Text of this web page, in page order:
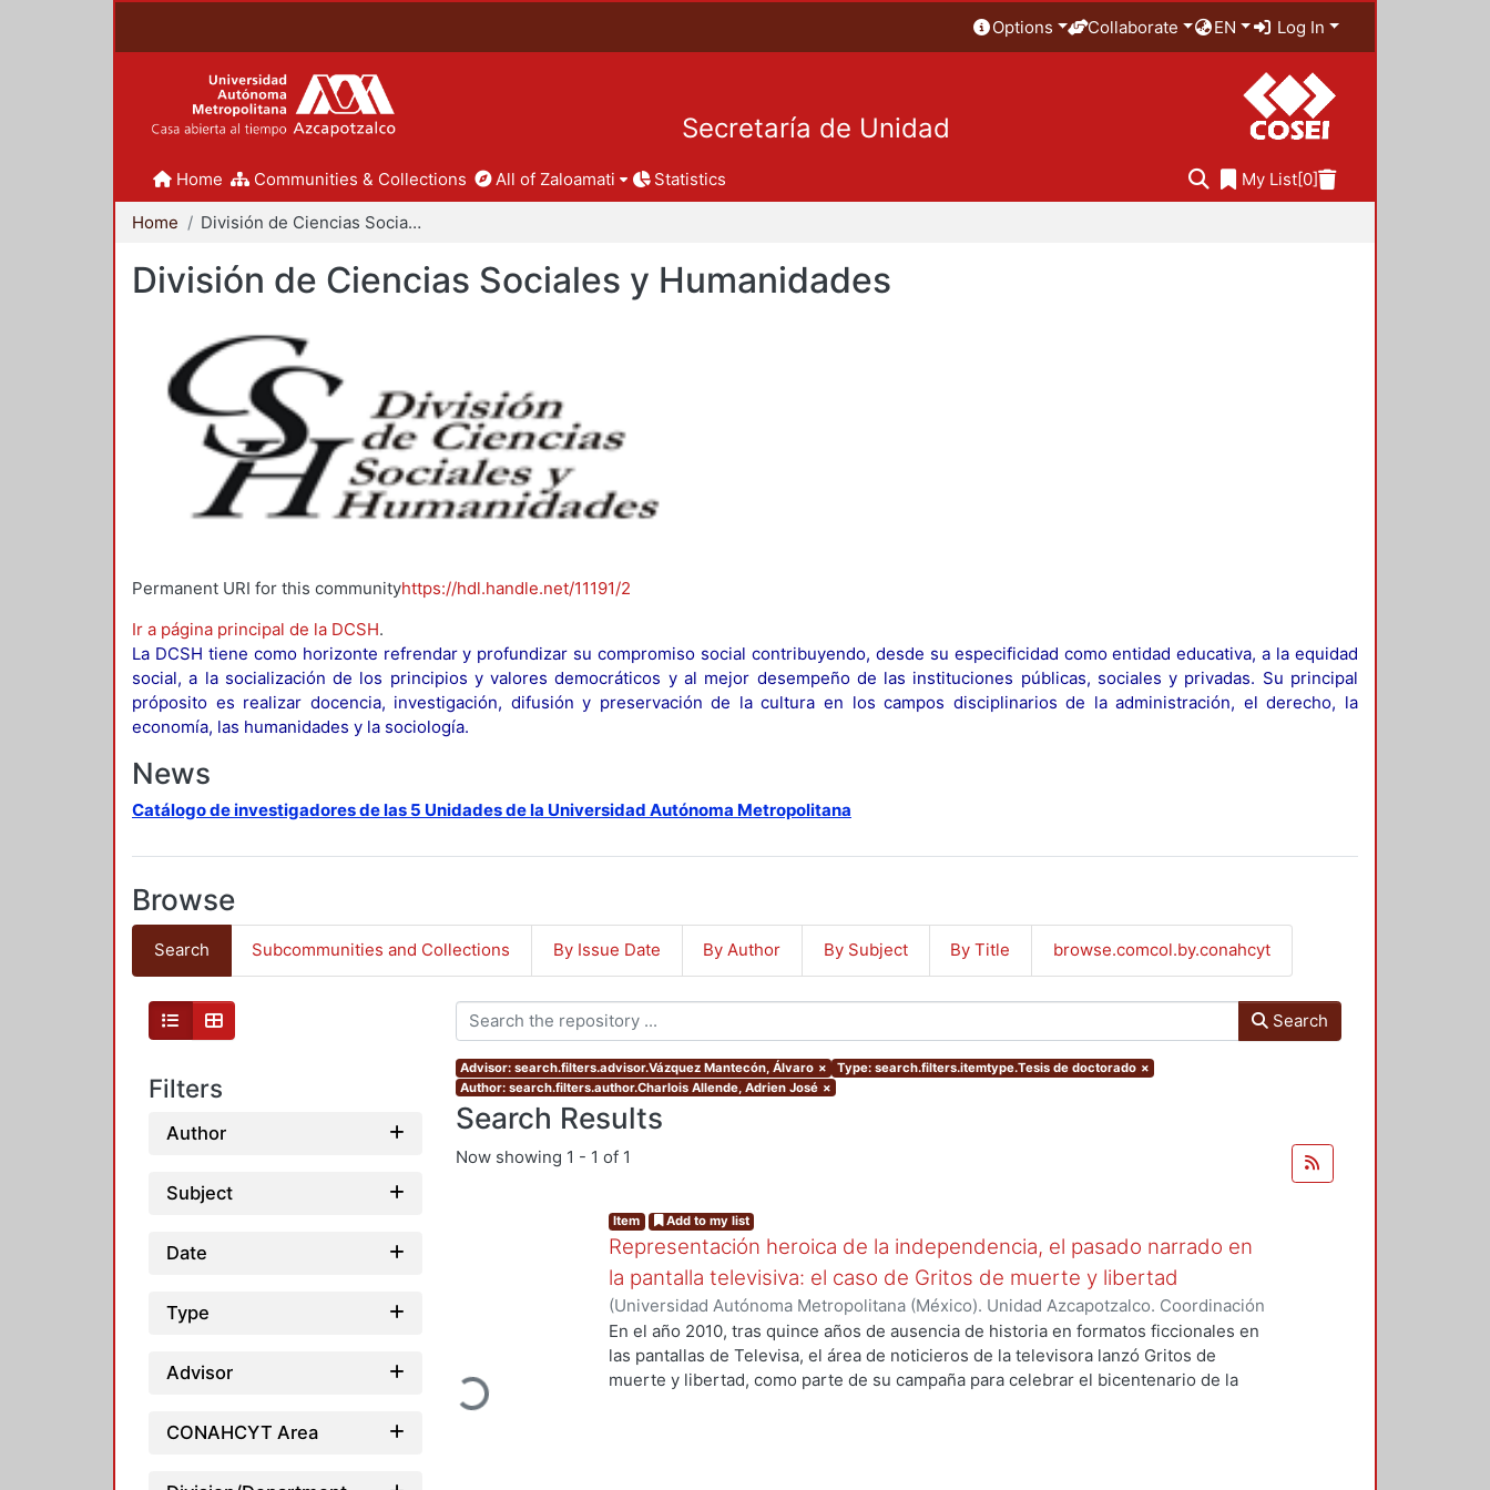
Options Collaborate EN Log In
Secretaría de Unidad
Home Communities & Collections All of Zaloamati Statistics My List[0]
Home División de Ciencias Sociales y Humanidades
División de Ciencias Sociales y Humanidades
Permanent URI for this communityhttps://hdl.handle.net/11191/2
Ir a página principal de la DCSH.
La DCSH tiene como horizonte refrendar y profundizar su compromiso social contribuyendo, desde su especificidad como entidad educativa, a la equidad
social, a la socialización de los principios y valores democráticos y al mejor desempeño de las instituciones públicas, sociales y privadas. Su principal
próposito es realizar docencia, investigación, difusión y preservación de la cultura en los campos disciplinarios de la administración, el derecho, la
economía, las humanidades y la sociología.
News
Catálogo de investigadores de las 5 Unidades de la Universidad Autónoma Metropolitana
Browse
Search Subcommunities and Collections By Issue Date By Author By Subject By Title browse.comcol.by.conahcyt
Filters
Author
Subject
Date
Type
Advisor
CONAHCYT Area
Search
Advisor: search.filters.advisor.Vázquez Mantecón, Álvaro × Type: search.filters.itemtype.Tesis de doctorado ×
Author: search.filters.author.Charlois Allende, Adrien José ×
Search Results
Now showing 1 - 1 of 1
Loading...
Item Add to my list
Representación heroica de la independencia, el pasado narrado en
la pantalla televisiva: el caso de Gritos de muerte y libertad
(Universidad Autónoma Metropolitana (México). Unidad Azcapotzalco. Coordinación
de Servicios de Información.,2017) Charlois Allende, Adrien José
En el año 2010, tras quince años de ausencia de historia en formatos ficcionales en
las pantallas de Televisa, el área de noticieros de la televisora lanzó Gritos de
muerte y libertad, como parte de su campaña para celebrar el bicentenario de la